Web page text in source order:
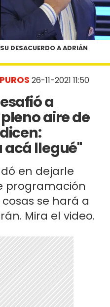
26-11-2021 11:50
a
aire de
acá llegué"
en dejarle
programación
se hará a
Mira el video.
DESACUERDO A ADRIÁN